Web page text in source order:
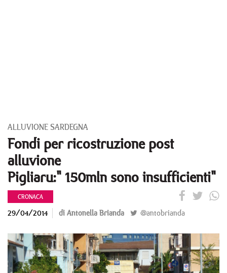
ALLUVIONE SARDEGNA
Fondi per ricostruzione post
alluvione
Pigliaru:" 150mln sono insufficienti"
CRONACA
29/04/2014 di Antonella Brianda @antobrianda